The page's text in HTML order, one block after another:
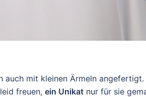
auch mit kleinen Ärmeln
freuen, ein Unikat nur für sie